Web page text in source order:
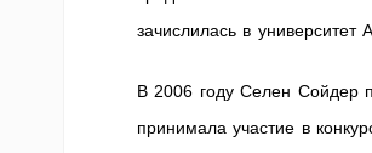
зачислилась в университет
В 2006 году Селен Сойдер
принимала участие в